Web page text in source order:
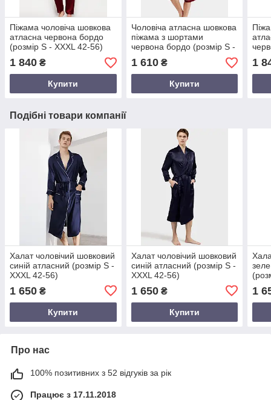
Піжама чоловіча шовкова
атласна червона бордо
(розмір S - XXXL 42-56)
1 840 ₴
Купити
Чоловіча атласна шовкова
піжама з шортами
червона бордо (розмір S -
XXXL 42-56)
1 610₴
Купити
1
Подібні товари компанії
Халат чоловічий шовковий
синій атласний (розмір S -
XXXL 42-56)
1 650 ₴
Купити
Халат чоловічий шовковий
синій атласний (розмір S -
XXXL 42-56)
1 650₴
Купити
1
Про нас
100% позитивних з 52 відгуків за рік
Працює з 17.11.2018